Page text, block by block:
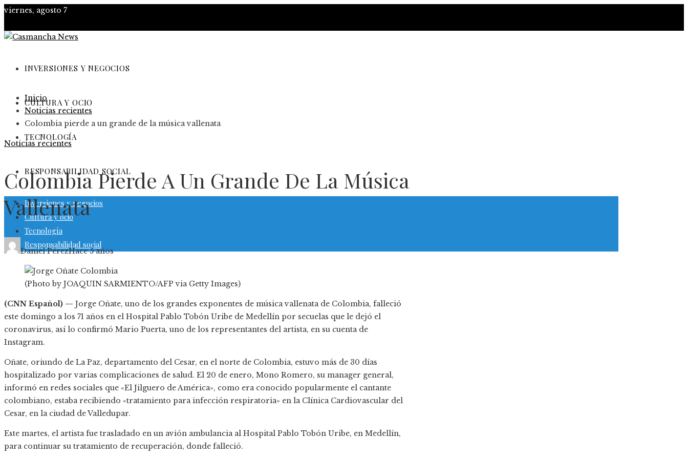
viernes, agosto 7
INVERSIONES Y NEGOCIOS
CULTURA Y OCIO
TECNOLOGÍA
RESPONSABILIDAD SOCIAL
Inversiones y negocios
Cultura y ocio
Tecnología
Responsabilidad social
Inicio
Noticias recientes
Colombia pierde a un grande de la música vallenata
Noticias recientes
Colombia Pierde A Un Grande De La Música
Vallenata
Daniel PérezHace 5 años
(Photo by JOAQUIN SARMIENTO/AFP via Getty Images)
(CNN Español) — Jorge Oñate, uno de los grandes exponentes de música vallenata de Colombia, falleció
este domingo a los 71 años en el Hospital Pablo Tobón Uribe de Medellín por secuelas que le dejó el
coronavirus, así lo confirmó Mario Puerta, uno de los representantes del artista, en su cuenta de
Instagram.
Oñate, oriundo de La Paz, departamento del Cesar, en el norte de Colombia, estuvo más de 30 días
hospitalizado por varias complicaciones de salud. El 20 de enero, Mono Romero, su manager general,
informó en redes sociales que «El Jilguero de América», como era conocido popularmente el cantante
colombiano, estaba recibiendo «tratamiento para infección respiratoria» en la Clínica Cardiovascular del
Cesar, en la ciudad de Valledupar.
Este martes, el artista fue trasladado en un avión ambulancia al Hospital Pablo Tobón Uribe, en Medellín,
para continuar su tratamiento de recuperación, donde falleció.